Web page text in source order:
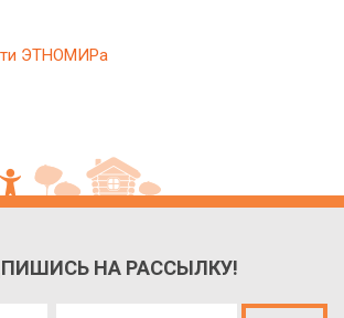
ЭТНОМИРа
НА РАССЫЛКУ!